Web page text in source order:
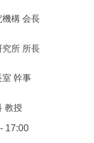
構 会長
究所 所長
室 幹事
教授
17:00